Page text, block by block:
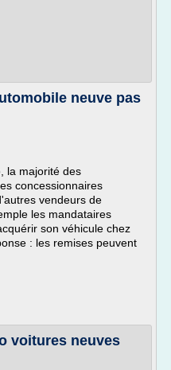
neuve pas
la majorité des
concessionnaires
vendeurs de
les mandataires
son véhicule chez
: les remises peuvent
voitures neuves